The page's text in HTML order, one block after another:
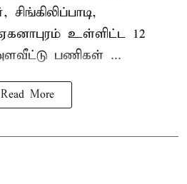
உள்ளிட்ட 12
பணிகள் ...
Read More